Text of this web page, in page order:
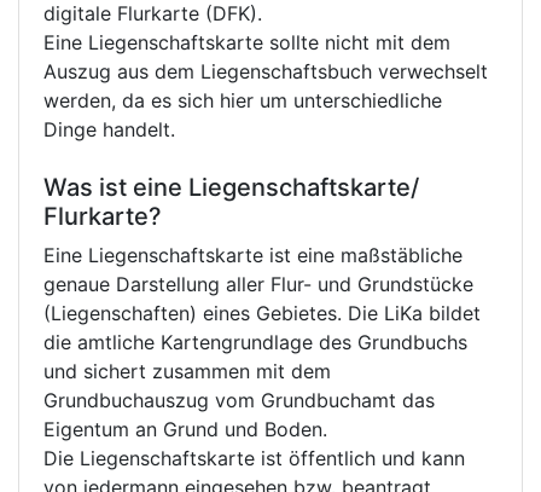
digitale Flurkarte (DFK).
Eine Liegenschaftskarte sollte nicht mit dem
Auszug aus dem Liegenschaftsbuch verwechselt
werden, da es sich hier um unterschiedliche
Dinge handelt.
Was ist eine Liegenschaftskarte/
Flurkarte?
Eine Liegenschaftskarte ist eine maßstäbliche
genaue Darstellung aller Flur- und Grundstücke
(Liegenschaften) eines Gebietes. Die LiKa bildet
die amtliche Kartengrundlage des Grundbuchs
und sichert zusammen mit dem
Grundbuchauszug vom Grundbuchamt das
Eigentum an Grund und Boden.
Die Liegenschaftskarte ist öffentlich und kann